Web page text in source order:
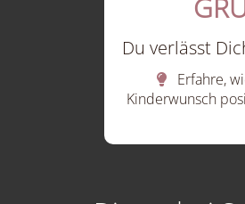
Du verlässt
Erfahre,
Kinderwunsch